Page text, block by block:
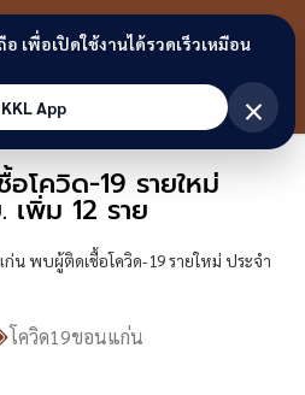
ขอนแก่น
ลิงก์
โควิด-19 รายใหม่
เพิ่ม 12 ราย
น พบผู้ติดเชื้อโควิด-19 รายใหม่ ประจำ
โควิด19ขอนแก่น
เพื่อเปิดใช้งานได้รวดเร็วเหมือน
App
×